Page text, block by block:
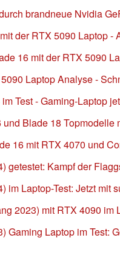
brandneue Nvidia
der RTX 5090 Laptop -
16 mit der RTX 5090
Laptop Analyse -
Test - Gaming-Laptop
Blade 18 Topmodelle
16 mit RTX 4070 und
getestet: Kampf der
im Laptop-Test: Jetzt mit
2023) mit RTX 4090 im
Gaming Laptop im Test: